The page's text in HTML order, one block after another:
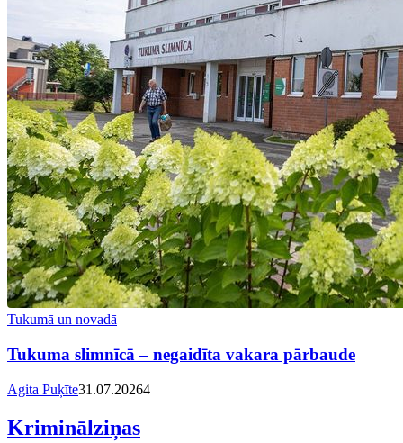
Tukumā un novadā
Tukuma slimnīcā – negaidīta vakara pārbaude
Agita Puķīte31.07.20264
Kriminālziņas